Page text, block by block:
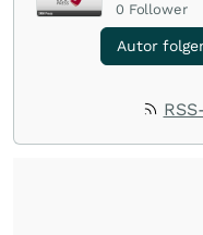
0 Follower
Autor